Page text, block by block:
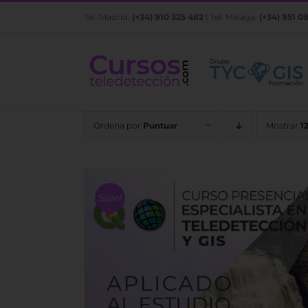
Saltar
Tel. Madrid: (+34) 910 325 482 | Tel. Málaga: (+34) 951
Ordena por Puntuar Mostrar
Sale!